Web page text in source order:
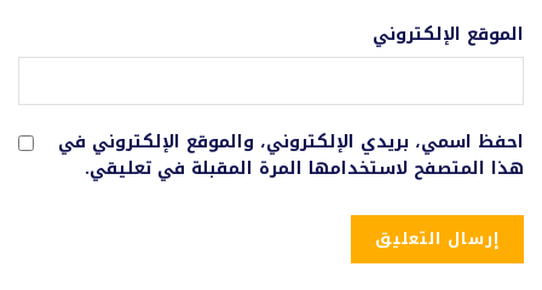
الموقع الإلكتروني
احفظ اسمي، بريدي الإلكتروني، والموقع الإلكتروني في
هذا المتصفح لاستخدامها المرة المقبلة في تعليقي.